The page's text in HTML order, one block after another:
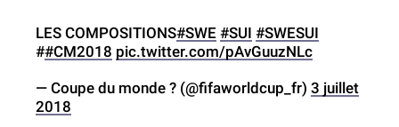
LES COMPOSITIONS#SWE #SUI #SWESUI
##CM2018 pic.twitter.com/pAvGuuzNLc
— Coupe du monde ? (@fifaworldcup_fr) 3 juillet
2018